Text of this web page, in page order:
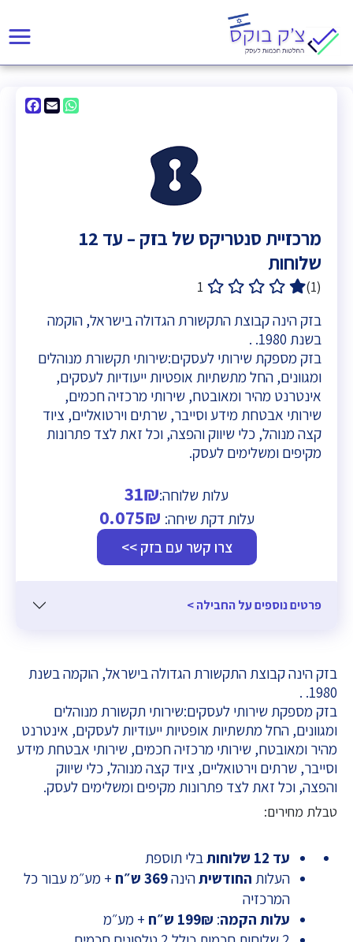
Email
WhatsApp
מרכזיית סנטריקס של בזק – עד 12
שלוחות
1
בזק הינה קבוצת התקשורת הגדולה בישראל, הוקמה
בשנת 1980. .
בזק מספקת שירותי לעסקים:שירותי תקשורת מנוהלים
ומגוונים, החל מתשתיות אופטיות ייעודיות לעסקים,
אינטרנט מהיר ומאובטח, שירותי מרכזיה חכמים,
שירותי אבטחת מידע וסייבר, שרתים וירטואליים, ציוד
קצה מנוהל, כלי שיווק והפצה, וכל זאת לצד פתרונות
מקיפים ומשלימים לעסק.
עלות שלוחה:31₪
עלות דקת שיחה:0.075₪
צרו קשר עם בזק >>
פרטים נוספים על החבילה >
בזק הינה קבוצת התקשורת הגדולה בישראל, הוקמה בשנת
1980. .
בזק מספקת שירותי לעסקים:שירותי תקשורת מנוהלים
ומגוונים, החל מתשתיות אופטיות ייעודיות לעסקים, אינטרנט
מהיר ומאובטח, שירותי מרכזיה חכמים, שירותי אבטחת מידע
וסייבר, שרתים וירטואליים, ציוד קצה מנוהל, כלי שיווק
והפצה, וכל זאת לצד פתרונות מקיפים ומשלימים לעסק.
טבלת מחירים:
עד 12 שלוחות
בלי תוספת
העלותהחודשיתהינה369 ש״ח
+ מע״מ עבור כל
המרכזיה
עלותהקמה:199₪ ש״ח
+ מע״מ